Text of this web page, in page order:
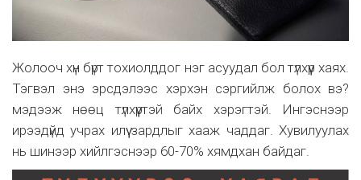
Жолооч хүн бүрт тохиолддог нэг асуудал бол түлхүүр хаях.
Тэгвэл энэ эрсдэлээс хэрхэн сэргийлж болох вэ?
мэдээж нөөц түлхүүртэй байх хэрэгтэй. Ингэснээр
ирээдүйд учрах илүү зардлыг хааж чаддаг. Хувилуулах
нь шинээр хийлгэснээр 60-70% хямдхан байдаг.